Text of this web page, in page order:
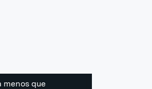
menos que